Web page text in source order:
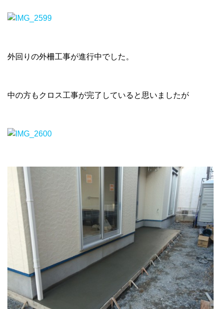
外回りの外柵工事が進行中でした。
中の方もクロス工事が完了していると思いましたが